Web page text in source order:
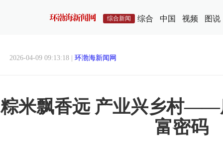
综合新闻 综合 中国 视频 图说
2026-04-09 09:13:18 | 环渤海新闻网
粽米飘香远 产业兴乡村——
富密码